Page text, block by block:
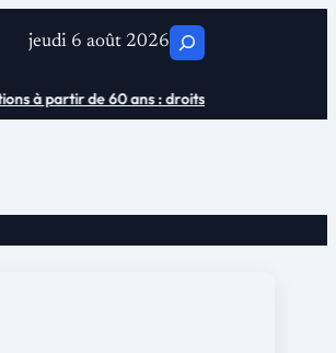
jeudi 6 août 2026C
e
à partir de 60 ans : droits et économies